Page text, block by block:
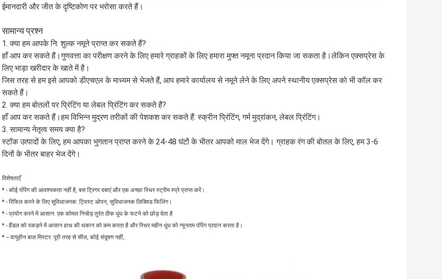
ईमानदारी और जीत के दृष्टिकोण पर भरोसा करते हैं।
सामान्य प्रश्न
1. क्या हम आपके नि: शुल्क नमूने प्राप्त कर सकते हैं?
हाँ आप कर सकते हैं।गुणवत्ता का परीक्षण करने के लिए हमारे ग्राहकों के लिए हमारा मुफ्त नमूना प्रदान किया जा सकता है।लेकिन एक्सप्रेस के
लिए भाड़ा खरीदार के खाते में है।
जिस तरह से हम इसे आपको डीएचएल के माध्यम से भेजते हैं, आप हमारे कार्यालय से नमूने लेने के लिए अपने स्थानीय एक्सप्रेस को भी कॉल कर
सकते हैं।
2. क्या हम बोतलों पर प्रिंटिंग या लेबल प्रिंटिंग कर सकते हैं?
हाँ आप कर सकते हैं।हम विभिन्न मुद्रण तरीकों की पेशकश कर सकते हैं: स्क्रीन प्रिंटिंग, गर्म मुद्रांकन, लेबल प्रिंटिंग।
3. सामान्य नेतृत्व समय क्या है?
स्टॉक उत्पादों के लिए, हम आपका भुगतान प्राप्त करने के 24-48 घंटों के भीतर आपको माल भेज देंगे। ग्राहक रंग की बोतल के लिए, हम 3-6
दिनों के भीतर बाहर भेज देंगे।
विशेषताएँ
* - कोई पंपिंग की आवश्यकता नहीं है, बस ट्रिगर दबाएं और एक अच्छा स्थिर स्ट्रीम स्प्रे प्राप्त करें।
* - रिफिल करने के लिए सुविधाजनक: ट्विस्ट ओपन, सुविधाजनक लिक्विड फिलिंग।
* - प्रयोग करने में आसान: एक कोमल निचोड़ तुरंत ठीक धुंध के फटने को छोड़ देता है
* - हैंडल को पकड़ने में आसान हाथ की थकान को कम करता है और स्थिर महीन धुंध को न्यूनतम पंपिंग प्रदान करता है।
* -- वायुहीन बाल मिस्टर: पूरी तरह से सील, कोई संदूषण नहीं,